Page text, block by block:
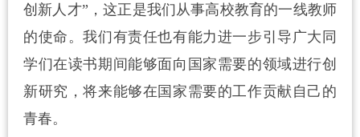
创新人才”，这正是我们从事高校教育的一线教师
的使命。我们有责任也有能力进一步引导广大同
学们在读书期间能够面向国家需要的领域进行创
新研究，将来能够在国家需要的工作贡献自己的
青春。